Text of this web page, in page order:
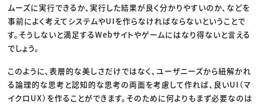
ムーズに実行できるか、実行した結果が良く分かりやすいのか、などを
事前によく考えてシステムやUIを作らなければならないということで
す。そうしないと満足するWebサイトやゲームにはなり得ないと言える
でしょう。
このように、表層的な美しさだけではなく、ユーザニーズから紐解かれ
る論理的な思考と認知的な思考の両面を考慮して作れば、良いUI（マ
イクロUX）を作ることができます。そのために何よりもまず必要なのは